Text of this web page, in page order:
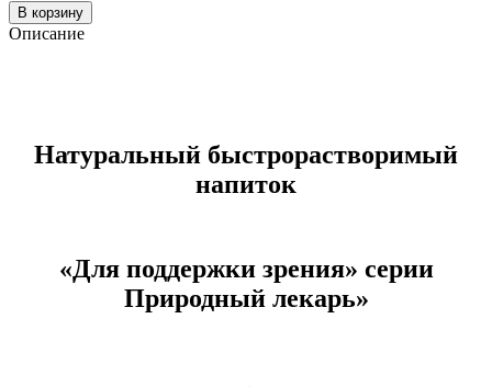
В корзину
Описание
Натуральный быстрорастворимый
напиток
«Для поддержки зрения» серии
Природный лекарь»